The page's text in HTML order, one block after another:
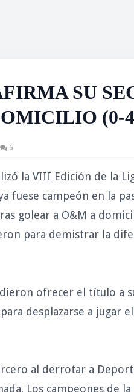
SU
(0-
6
la VIII Edición de la
fuese campeón en la
golear a O&M a
para demistrar la
ofrecer el título a
desplazarse a jugar
al derrotar a
Los campeones de